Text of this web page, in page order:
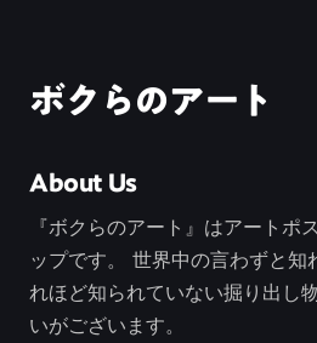
ボクらのアート
About Us
『ボクらのアート』はアートポ
ップです。 世界中の言わずと知
れほど知られていない掘り出し
いがございます。